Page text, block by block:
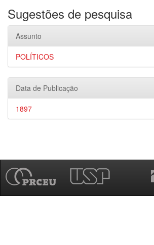
Sugestões de pesquisa
Assunto
POLÍTICOS
Data de Publicação
1897